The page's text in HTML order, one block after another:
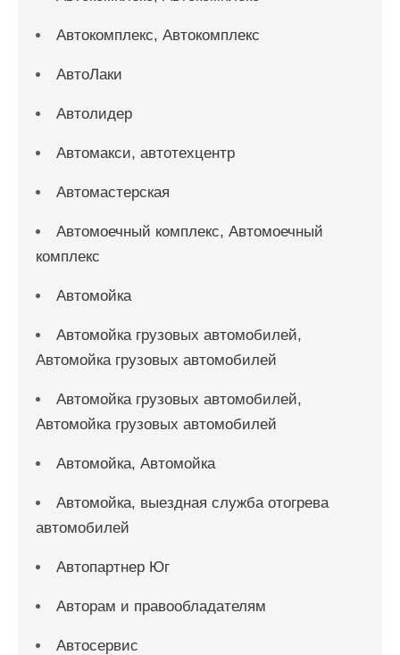
Автокомплекс, Автокомплекс
АвтоЛаки
Автолидер
Автомакси, автотехцентр
Автомастерская
Автомоечный комплекс, Автомоечный
комплекс
Автомойка
Автомойка грузовых автомобилей,
Автомойка грузовых автомобилей
Автомойка грузовых автомобилей,
Автомойка грузовых автомобилей
Автомойка, Автомойка
Автомойка, выездная служба отогрева
автомобилей
Автопартнер Юг
Авторам и правообладателям
Автосервис